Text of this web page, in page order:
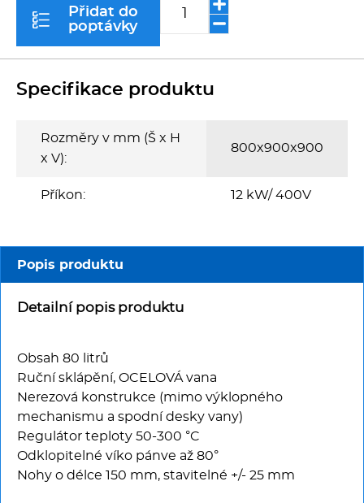
Stolní zařízení
Transport, výdej a regen.
Multifunkce - speciály
Vodní lázně
Nerez
Ostatní
BAZAR
Přidat do
poptávky
Specifikace produktu
Rozměry v mm (Š x H
x V):
800x900x900
Příkon: 12 kW/ 400V
Popis produktu
Detailní popis produktu
Obsah 80 litrů
Ruční sklápění, OCELOVÁ vana
Nerezová konstrukce (mimo výklopného
mechanismu a spodní desky vany)
Regulátor teploty 50-300 °C
Odklopitelné víko pánve až 80°
Nohy o délce 150 mm, stavitelné +/- 25 mm